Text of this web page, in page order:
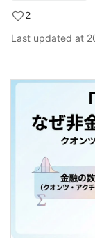
2
Last updated at